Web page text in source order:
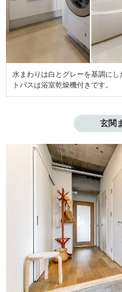
水まわりは白とグレーを基調に
トバスは浴室乾燥機付きです。
玄関